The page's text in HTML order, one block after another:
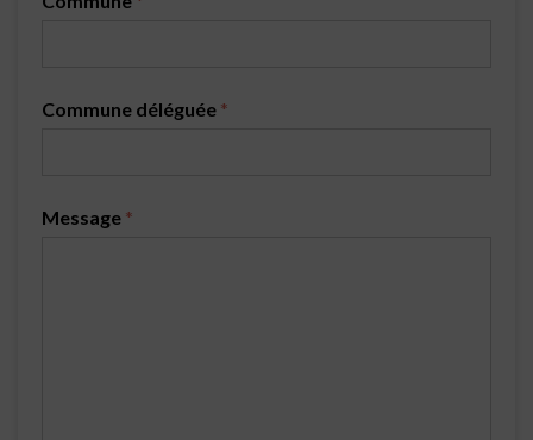
Commune déléguée *
Message *